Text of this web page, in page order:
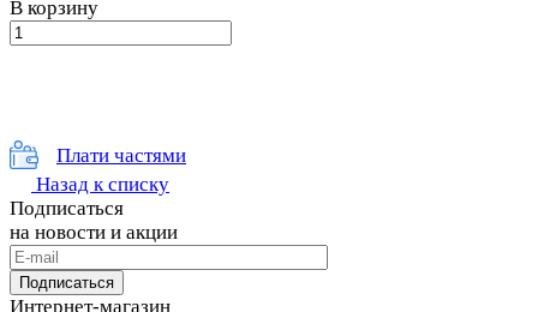
В корзину
Плати частями
Назад к списку
Подписаться
на новости и акции
Подписаться
Интернет-магазин